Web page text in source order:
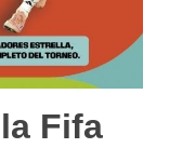
Fifa